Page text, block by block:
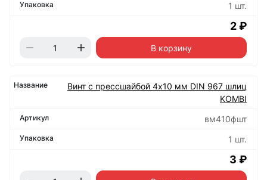
1 шт.
2 ₽
В корзину
Винт с прессшайбой 4х10 мм DIN 967 шлиц
KOMBI
вм410фшт
1 шт.
3 ₽